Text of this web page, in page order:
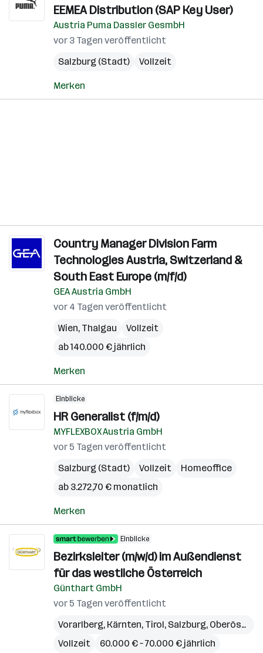
EEMEA Distribution (SAP Key User)
Austria Puma Dassler GesmbH
vor 3 Tagen veröffentlicht
Salzburg (Stadt)
Vollzeit
Merken
Country Manager Division Farm
Technologies Austria, Switzerland &
South East Europe (m/f/d)
GEA Austria GmbH
vor 4 Tagen veröffentlicht
Wien, Thalgau
Vollzeit
ab 140.000 € jährlich
Merken
Einblicke
HR Generalist (f/m/d)
MYFLEXBOX Austria GmbH
vor 5 Tagen veröffentlicht
Salzburg (Stadt)
Vollzeit
Homeoffice
ab 3.272,70 € monatlich
Merken
Einblicke
Bezirksleiter (m/w/d) im Außendienst
für das westliche Österreich
Günthart GmbH
vor 5 Tagen veröffentlicht
Vorarlberg, Kärnten, Tirol, Salzburg, Oberösterreich
Vollzeit
60.000 € – 70.000 € jährlich